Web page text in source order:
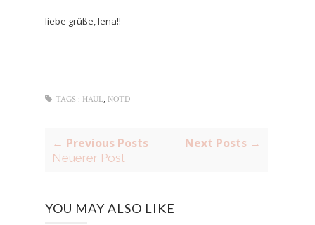
liebe grüße, lena!!
TAGS : HAUL, NOTD
← Previous Posts
Neuerer Post
Next Posts →
YOU MAY ALSO LIKE